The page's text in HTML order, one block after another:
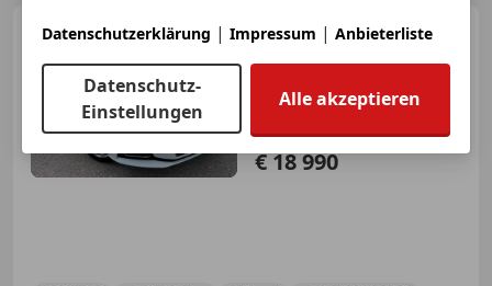
Audi A3
35 TDI design LED /
€ 18 990
Datenschutzerklärung | Impressum | Anbieterliste
Datenschutz-
Einstellungen
Alle akzeptieren